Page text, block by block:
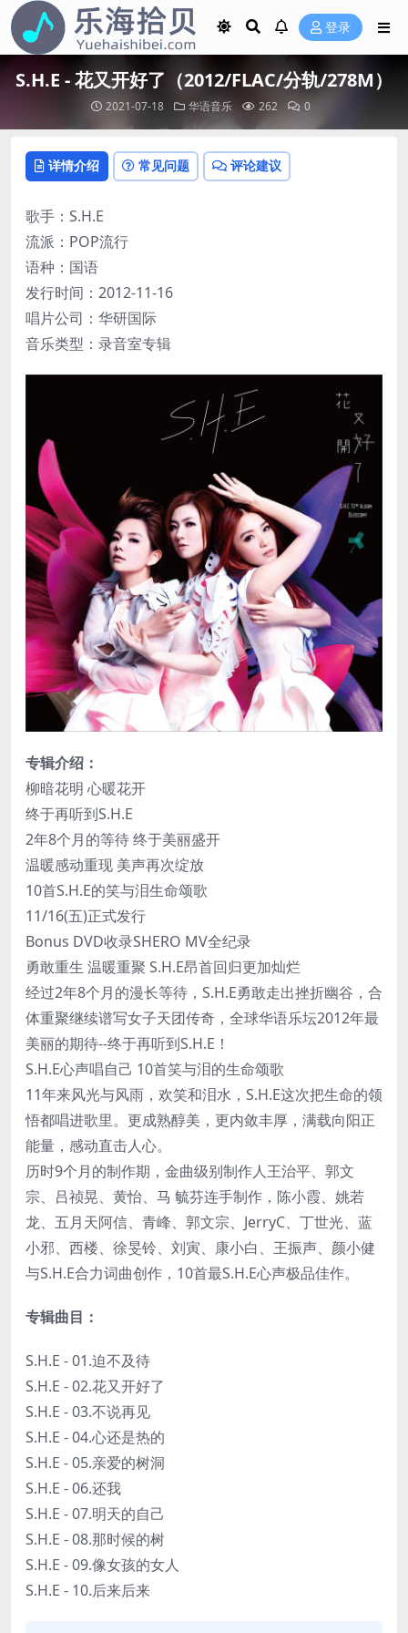
登录
S.H.E - 花又开好了（2012/FLAC/分轨/278M）
2021-07-18 华语音乐 262 0
详情介绍 常见问题 评论建议
歌手：S.H.E
流派：POP流行
语种：国语
发行时间：2012-11-16
唱片公司：华研国际
音乐类型：录音室专辑
专辑介绍：
柳暗花明 心暖花开
终于再听到S.H.E
2年8个月的等待 终于美丽盛开
温暖感动重现 美声再次绽放
10首S.H.E的笑与泪生命颂歌
11/16(五)正式发行
Bonus DVD收录SHERO MV全纪录
勇敢重生 温暖重聚 S.H.E昂首回归更加灿烂
经过2年8个月的漫长等待，S.H.E勇敢走出挫折幽谷，合
体重聚继续谱写女子天团传奇，全球华语乐坛2012年最
美丽的期待--终于再听到S.H.E！
S.H.E心声唱自己 10首笑与泪的生命颂歌
11年来风光与风雨，欢笑和泪水，S.H.E这次把生命的领
悟都唱进歌里。更成熟醇美，更内敛丰厚，满载向阳正
能量，感动直击人心。
历时9个月的制作期，金曲级别制作人王治平、郭文
宗、吕祯晃、黄怡、马 毓芬连手制作，陈小霞、姚若
龙、五月天阿信、青峰、郭文宗、JerryC、丁世光、蓝
小邪、西楼、徐旻铃、刘寅、康小白、王振声、颜小健
与S.H.E合力词曲创作，10首最S.H.E心声极品佳作。
专辑曲目：
S.H.E - 01.迫不及待
S.H.E - 02.花又开好了
S.H.E - 03.不说再见
S.H.E - 04.心还是热的
S.H.E - 05.亲爱的树洞
S.H.E - 06.还我
S.H.E - 07.明天的自己
S.H.E - 08.那时候的树
S.H.E - 09.像女孩的女人
S.H.E - 10.后来后来